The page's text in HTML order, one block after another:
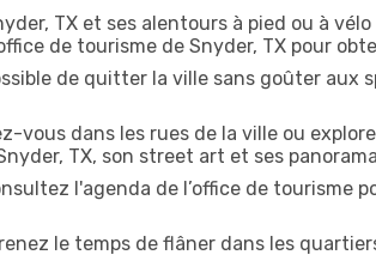
TX et ses alentours à pied ou à
de tourisme de Snyder, TX pour
de quitter la ville sans goûter aux
vous dans les rues de la ville ou
TX, son street art et ses
l'agenda de l’office de tourisme
le temps de flâner dans les